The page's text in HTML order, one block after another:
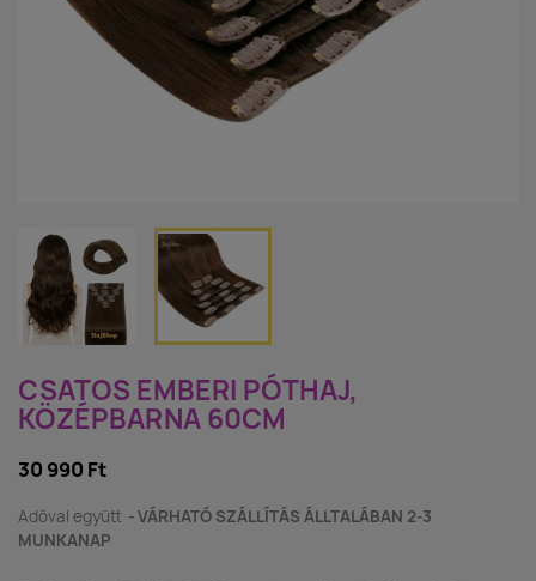
CSATOS EMBERI PÓTHAJ,
KÖZÉPBARNA 60CM
30 990 Ft
Adóval együtt
VÁRHATÓ SZÁLLÍTÁS ÁLLTALÁBAN 2-3
MUNKANAP